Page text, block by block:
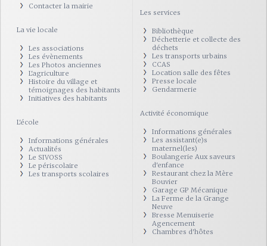
Contacter la mairie
La vie locale
Les associations
Les évènements
Les Photos anciennes
L'agriculture
Histoire du village et
témoignages des habitants
Initiatives des habitants
L'école
Informations générales
Actualités
Le SIVOSS
Le périscolaire
Les transports scolaires
Les services
Bibliothèque
Déchetterie et collecte des
déchets
Les transports urbains
CCAS
Location salle des fêtes
Presse locale
Gendarmerie
Activité économique
Informations générales
Les assistant(e)s
maternel(les)
Boulangerie Aux saveurs
d'enfance
Restaurant chez la Mère
Bouvier
Garage GP Mécanique
La Ferme de la Grange
Neuve
Bresse Menuiserie
Agencement
Chambres d'hôtes